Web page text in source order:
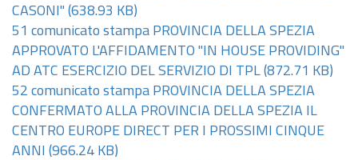
CASONI" (638.93 KB)
51 comunicato stampa PROVINCIA DELLA SPEZIA
APPROVATO L'AFFIDAMENTO "IN HOUSE PROVIDING"
AD ATC ESERCIZIO DEL SERVIZIO DI TPL (872.71 KB)
52 comunicato stampa PROVINCIA DELLA SPEZIA
CONFERMATO ALLA PROVINCIA DELLA SPEZIA IL
CENTRO EUROPE DIRECT PER I PROSSIMI CINQUE
ANNI (966.24 KB)